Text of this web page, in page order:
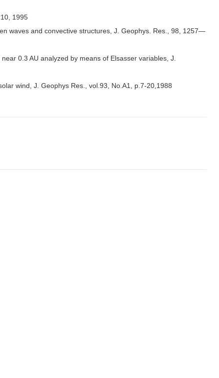
1995
waves and convective structures, J. Geophys. Res., 98, 1257—
0.3 AU analyzed by means of Elsasser variables, J.
wind, J. Geophys Res., vol.93, No.A1, p.7-20,1988